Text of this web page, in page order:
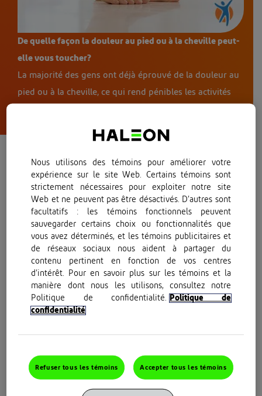
De quelle façon la douleur au pied ou à la cheville peut-
elle vous toucher?
La majorité des gens ont déjà éprouvé de la douleur au
pied ou à la cheville, ce qui rend pénibles les activités
au pied ou à la cheville?
La douleur au pied ou à la cheville peut être causée par des
blessures et des entorses liées au surmenage, ainsi qu’à une
fasciite plantaire provoquée par une blessure du ligament
situé sous la plante du pied (fasciite plantaire), qui peut
entraîner de la douleur au talon.
Une douleur au talon peut indiquer une blessure au tendon
Nous utilisons des témoins pour améliorer votre
expérience sur le site Web. Certains témoins sont
strictement nécessaires pour exploiter notre site
Web et ne peuvent pas être désactivés. D’autres sont
facultatifs : les témoins fonctionnels peuvent
sauvegarder certains choix ou fonctionnalités que
vous avez déterminés, et les témoins publicitaires et
de réseaux sociaux nous aident à partager du
contenu pertinent en fonction de vos centres
d’intérêt. Pour en savoir plus sur les témoins et la
manière dont nous les utilisons, consultez notre
Politique de confidentialité.
Politique de
confidentialité
Refuser tous les témoins Accepter tous les témoins